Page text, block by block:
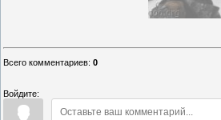
Всего комментариев: 0
Войдите: